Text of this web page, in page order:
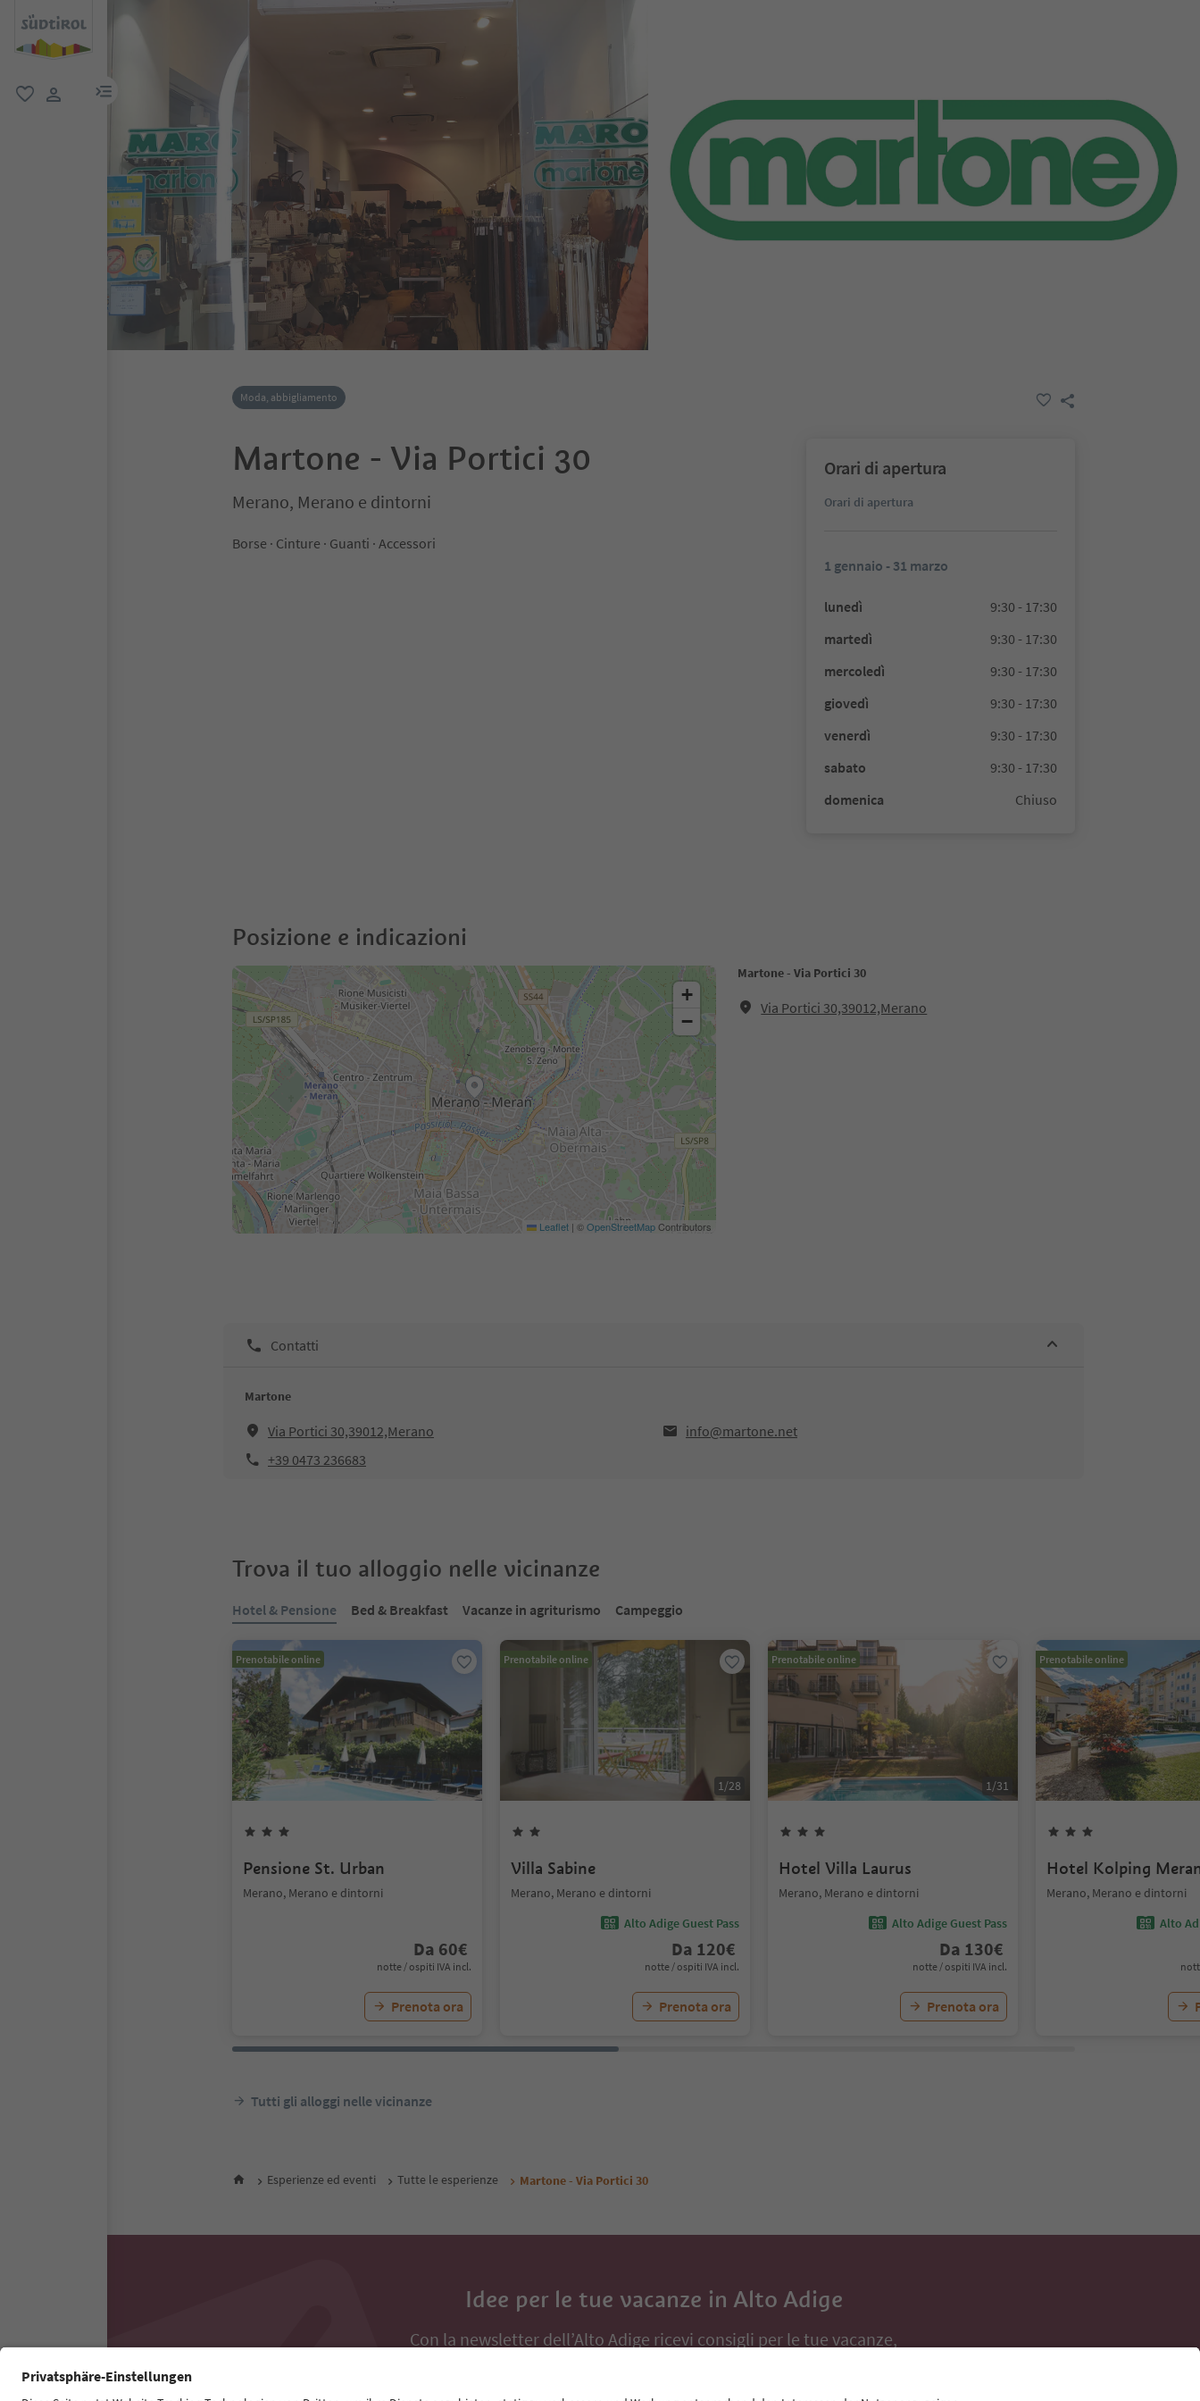
menu link
Moda, abbigliamento
Martone - Via Portici 30
Merano, Merano e dintorni
Borse · Cinture · Guanti · Accessori
Orari di apertura
Orari di apertura
1 gennaio - 31 marzo
lunedì
9:30 - 17:30
martedì
9:30 - 17:30
mercoledì
9:30 - 17:30
giovedì
9:30 - 17:30
venerdì
9:30 - 17:30
sabato
9:30 - 17:30
domenica
Chiuso
Posizione e indicazioni
Martone - Via Portici 30
Via Portici 30,39012,Merano
+
−
Leaflet | ©OpenStreetMapContributors
Contatti
Martone
Via Portici 30,39012,Merano
info@martone.net
+39 0473 236683
Trova il tuo alloggio nelle vicinanze
Hotel & Pensione Bed & Breakfast Vacanze in agriturismo Campeggio
Prenotabile online
Pensione St. Urban
Merano, Merano e dintorni
Da 60€
notte / ospiti IVA incl.
Prenota ora
Prenotabile online
1/28
Villa Sabine
Merano, Merano e dintorni
Alto Adige Guest Pass
Da 120€
notte / ospiti IVA incl.
Prenota ora
Prenotabile online
1/31
Hotel Villa Laurus
Merano, Merano e dintorni
Alto Adige Guest Pass
Da 130€
notte / ospiti IVA incl.
Prenota ora
Prenotabile online
Hotel Kolping
Merano, Merano e dintorni
Alto
Tutti gli alloggi nelle vicinanze
Esperienze ed eventi Tutte le esperienze Martone - Via Portici 30
Idee per le tue vacanze in Alto Adige
Con la newsletter dell’Alto Adige ricevi consigli per le tue vacanze,